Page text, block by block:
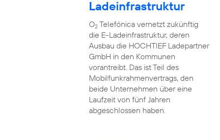
Ladeinfrastruktur
O2Telefónica vernetzt zukünftig
die E-Ladeinfrastruktur, deren
Ausbau die HOCHTIEF Ladepartner
GmbH in den Kommunen
vorantreibt. Das ist Teil des
Mobilfunkrahmenvertrags, den
beide Unternehmen über eine
Laufzeit von fünf Jahren
abgeschlossen haben.